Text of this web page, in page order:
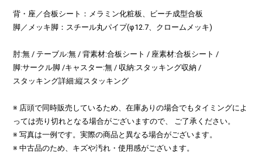
背・座／合板シート：メラミン化粧板、ビーチ成型合板
脚／メッキ脚：スチール丸パイプ(φ12.7、クロームメッキ)
肘:無 / テーブル:無 / 背素材:合板シート / 座素材:合板シート /
脚:サークル脚 /キャスター:無 / 収納:スタッキング収納 /
スタッキング詳細:縦スタッキング
※ 店頭で同時販売しているため、在庫ありの場合でもタイミングによ
っては売り切れとなる場合がございますので、 ご了承ください。
※ 写真は一例です。実際の商品と異なる場合がございます。
※ 中古品のため、キズや汚れ・使用感がございます。